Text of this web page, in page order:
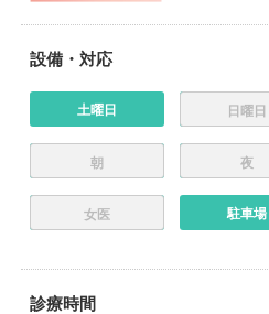
設備・対応
土曜日 日曜日
朝 夜
女医 駐車場
診療時間